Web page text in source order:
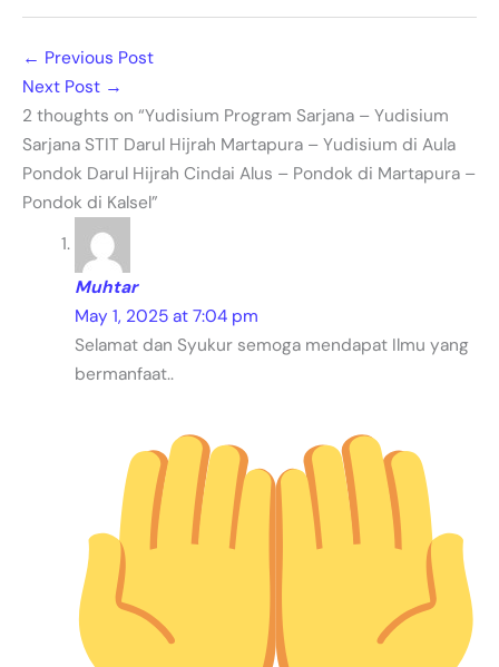
← Previous Post
Next Post →
2 thoughts on “Yudisium Program Sarjana – Yudisium
Sarjana STIT Darul Hijrah Martapura – Yudisium di Aula
Pondok Darul Hijrah Cindai Alus – Pondok di Martapura –
Pondok di Kalsel”
Muhtar
May 1, 2025 at 7:04 pm
Selamat dan Syukur semoga mendapat Ilmu yang
bermanfaat..